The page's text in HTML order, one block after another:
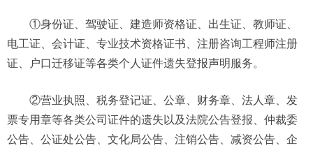
①身份证、驾驶证、建造师资格证、出生证、教师证、
电工证、会计证、专业技术资格证书、注册咨询工程师注册
证、户口迁移证等各类个人证件遗失登报声明服务。
②营业执照、税务登记证、公章、财务章、法人章、发
票专用章等各类公司证件的遗失以及法院公告登报、仲裁委
公告、公证处公告、文化局公告、注销公告、减资公告、企